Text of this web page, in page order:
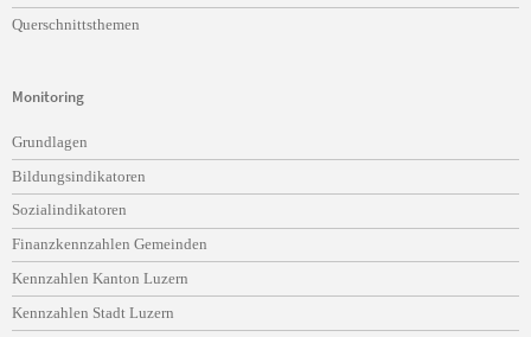
Querschnittsthemen
Monitoring
Navigation
überspringen
Grundlagen
Bildungsindikatoren
Sozialindikatoren
Finanzkennzahlen Gemeinden
Kennzahlen Kanton Luzern
Kennzahlen Stadt Luzern